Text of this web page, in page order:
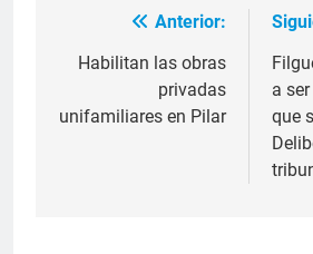
Anterior:
Habilitan las obras
privadas
unifamiliares en Pilar
a
que